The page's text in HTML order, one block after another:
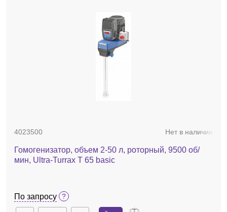
4023500 Нет в наличии
Гомогенизатор, объем 2-50 л, роторный, 9500 об/
мин, Ultra-Turrax T 65 basic
По запросу